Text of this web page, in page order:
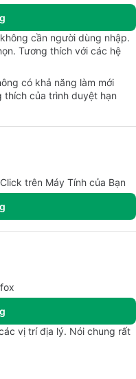
cần người dùng nhập.
Tương thích với các hệ
có khả năng làm mới
thích của trình duyệt hạn
trên Máy Tính của Bạn
vị trí địa lý. Nói chung rất